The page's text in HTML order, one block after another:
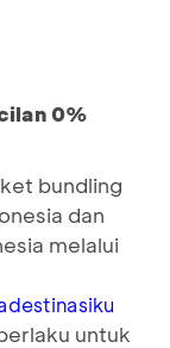
0%
bundling
dan
melalui
untuk